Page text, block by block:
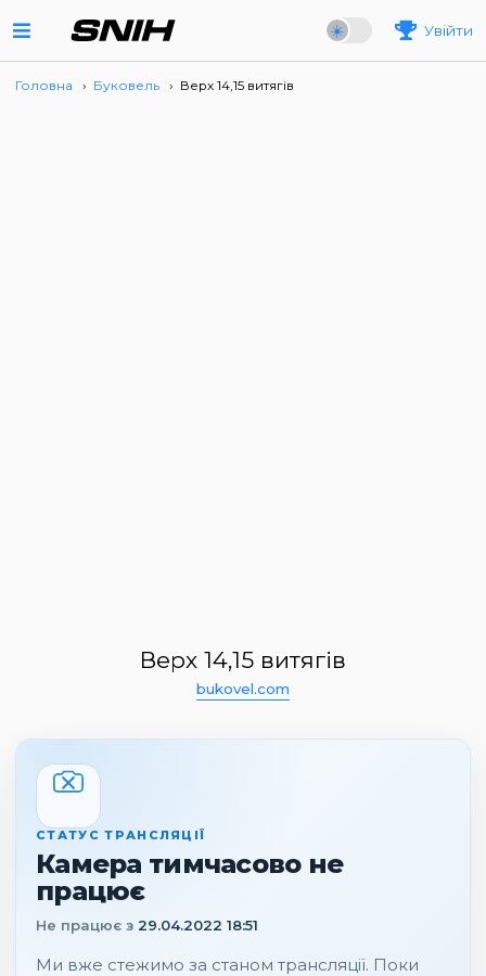
Увійти
Головна › Буковель › Верх 14,15 витягів
Верх 14,15 витягів
bukovel.com
СТАТУС ТРАНСЛЯЦІЇ
Камера тимчасово не
працює
Не працює з 29.04.2022 18:51
Ми вже стежимо за станом трансляції. Поки